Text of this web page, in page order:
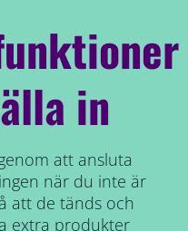
in
att ansluta
när du inte är
att de tänds och
extra produkter